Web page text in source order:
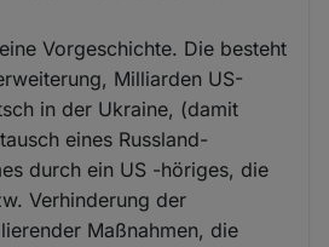
Vorgeschichte. Die besteht
Milliarden US-
in der Ukraine, (damit
eines Russland-
durch ein US -höriges, die
Verhinderung der
Maßnahmen, die